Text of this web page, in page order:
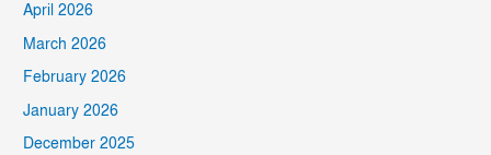
April 2026
March 2026
February 2026
January 2026
December 2025